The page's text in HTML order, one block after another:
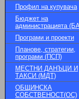
Профил на купувача
Бюджет на
администрацията
Програми и проекти
Планове, стратегии,
програми (ПСП)
МЕСТНИ ДАНЪЦИ И
ТАКСИ (МДТ)
ОБЩИНСКА
СОБСТВЕНОСТ(ОС)